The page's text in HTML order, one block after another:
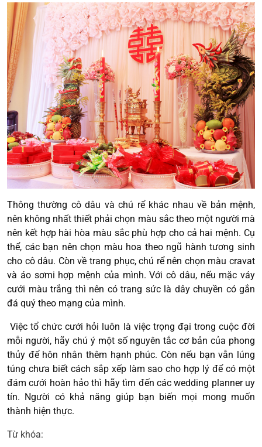
Thông thường cô dâu và chú rể khác nhau về bản mệnh,
nên không nhất thiết phải chọn màu sắc theo một người mà
nên kết hợp hài hòa màu sắc phù hợp cho cả hai mệnh. Cụ
thể, các bạn nên chọn màu hoa theo ngũ hành tương sinh
cho cô dâu. Còn về trang phục, chú rể nên chọn màu cravat
và áo sơmi hợp mệnh của mình. Với cô dâu, nếu mặc váy
cưới màu trắng thì nên có trang sức là dây chuyền có gắn
đá quý theo mạng của mình.
Việc tổ chức cưới hỏi luôn là việc trọng đại trong cuộc đời
mỗi người, hãy chú ý một số nguyên tắc cơ bản của phong
thủy để hôn nhân thêm hạnh phúc. Còn nếu bạn vẫn lúng
túng chưa biết cách sắp xếp làm sao cho hợp lý để có một
đám cưới hoàn hảo thì hãy tìm đến các wedding planner uy
tín. Người có khả năng giúp bạn biến mọi mong muốn
thành hiện thực.
Từ khóa: